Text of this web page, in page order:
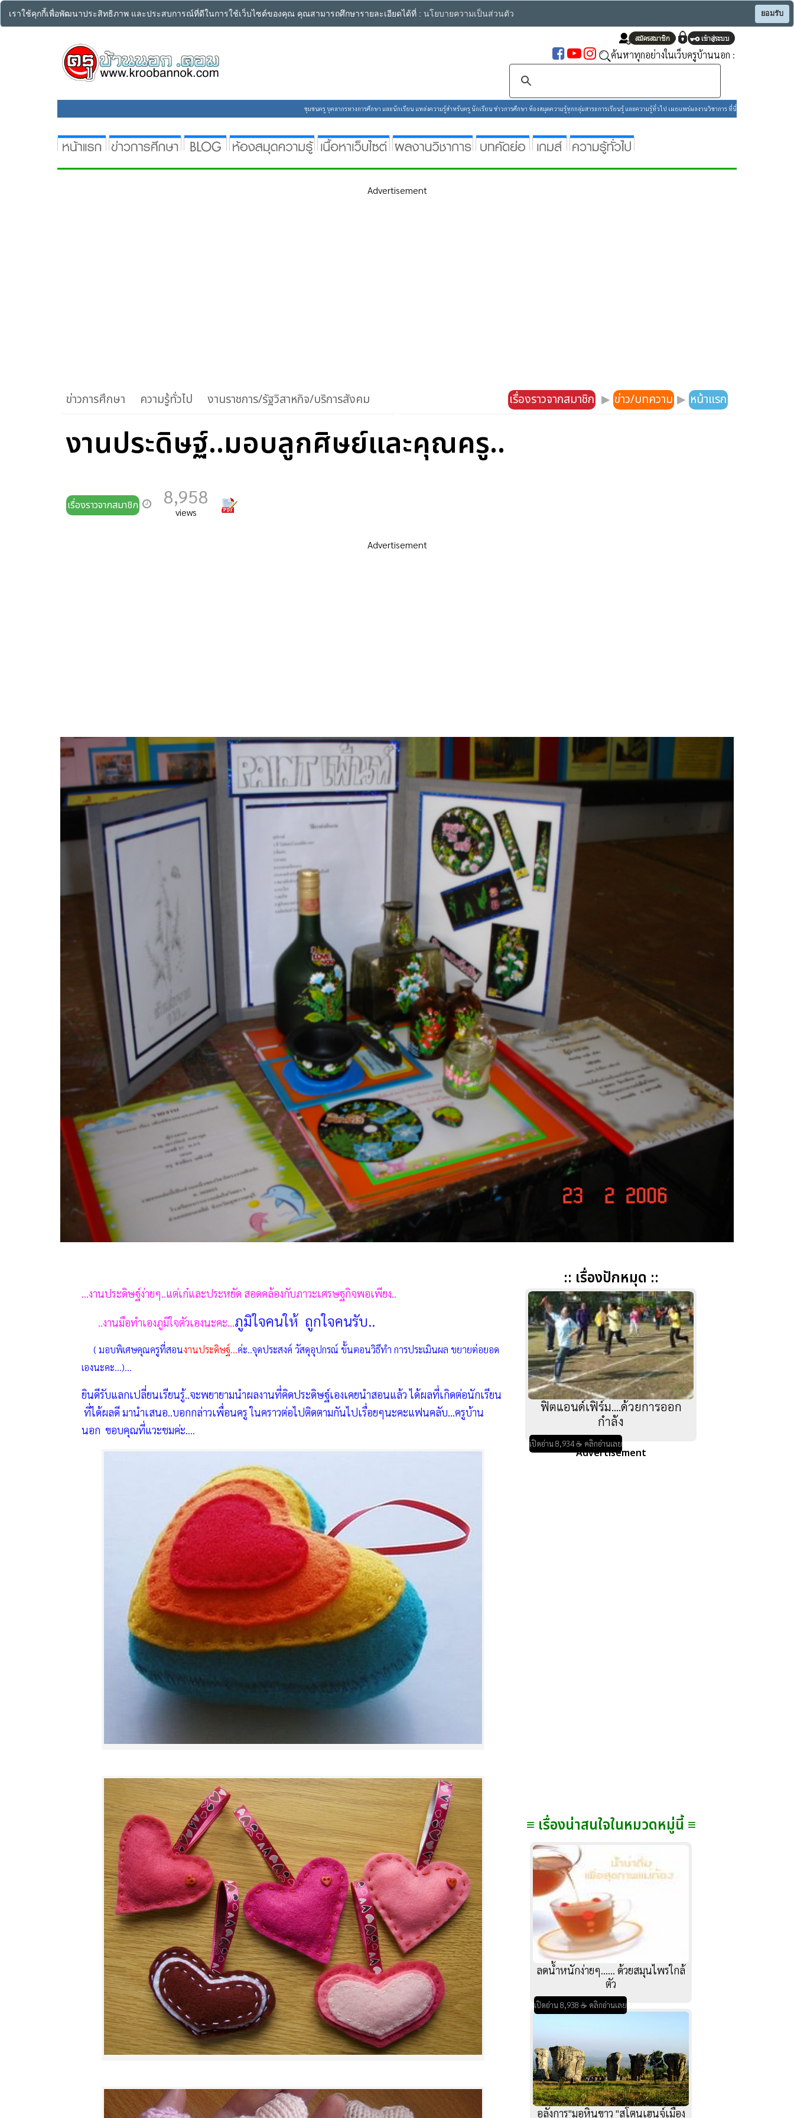
เราใช้คุกกี้เพื่อพัฒนาประสิทธิภาพ และประสบการณ์ที่ดีในการใช้เว็บไซต์ของคุณ คุณสามารถศึกษารายละเอียดได้ที่ : นโยบายความเป็นส่วนตัว ยอมรับ
ค้นหาทุกอย่างในเว็บครูบ้านนอก :
ชุมชนครู บุคลากรทางการศึกษา และนักเรียน แหล่งความรู้สำหรับครู นักเรียน ข่าวการศึกษา ห้องสมุดความรู้ทุกกลุ่มสาระการเรียนรู้ และความรู้ทั่วไป เผยแพร่ผลงานวิชาการ ที่นี่
Advertisement
ข่าวการศึกษา ความรู้ทั่วไป งานราชการ/รัฐวิสาหกิจ/บริการสังคม เรื่องราวจากสมาชิก ▶ ข่าว/บทความ ▶ หน้าแรก
งานประดิษฐ์..มอบลูกศิษย์และคุณครู..
เรื่องราวจากสมาชิก 8,958
views
Advertisement
...งานประดิษฐ์ง่ายๆ..แต่เก๋และประหยัด สอดคล้องกับภาวะเศรษฐกิจพอเพียง..
..งานมือทำเองภูมิใจตัวเองนะคะ...ภูมิใจคนให้ ถูกใจคนรับ..
( มอบพิเศษคุณครูที่สอนงานประดิษฐ์...ค่ะ..จุดประสงค์ วัสดุอุปกรณ์ ขั้นตอนวิธีทำ การประเมินผล ขยายต่อยอด
เองนะคะ...)...
ยินดีรับแลกเปลี่ยนเรียนรู้..จะพยายามนำผลงานที่คิดประดิษฐ์เองเคยนำสอนแล้ว ได้ผลที่เกิดต่อนักเรียน
ที่ได้ผลดี มานำเสนอ..บอกกล่าวเพื่อนครู ในคราวต่อไปติดตามกันไปเรื่อยๆนะคะแฟนคลับ...ครูบ้าน
นอก ขอบคุณที่แวะชมค่ะ....
:: เรื่องปักหมุด ::
ฟิตแอนด์เฟิร์ม....ด้วยการออก
กำลัง
เปิดอ่าน 8,934 ☕ คลิกอ่านเลย
Advertisement
≡ เรื่องน่าสนใจในหมวดหมู่นี้ ≡
ลดน้ำหนักง่ายๆ...... ด้วยสมุนไพรใกล้
ตัว
เปิดอ่าน 8,938 ☕ คลิกอ่านเลย
อลังการ"มอหินขาว "สโตนเฮนจ์เมือง